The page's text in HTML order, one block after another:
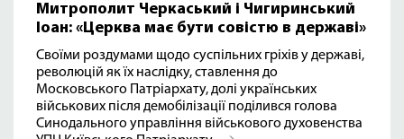
Митрополит Черкаський і Чигиринський
Іоан: «Церква має бути совістю в державі»
Своїми роздумами щодо суспільних гріхів у державі,
революцій як їх наслідку, ставлення до
Московського Патріархату, долі українських
військових після демобілізації поділився голова
Синодального управління військового духовенства